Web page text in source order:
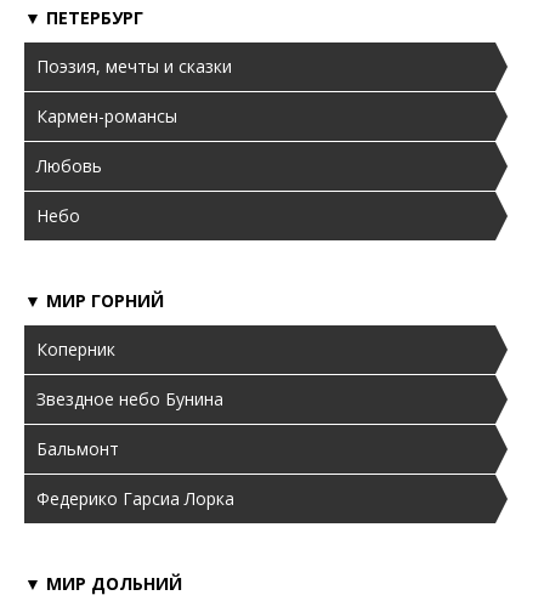
▼ ПЕТЕРБУРГ
Поэзия, мечты и сказки
Кармен-романсы
Любовь
Небо
▼ МИР ГОРНИЙ
Коперник
Звездное небо Бунина
Бальмонт
Федерико Гарсиа Лорка
▼ МИР ДОЛЬНИЙ